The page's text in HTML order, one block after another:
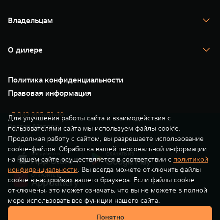
Масштаб возможностей
от 6 449 000 ₽
Тест-драйв
TANK Финансы
Корпоративным клиентам
Зарядные станции
Владельцам
Помощь на дороге
Новые цифровые сервисы TANK
Сервис
Нулевое ТО
Моторные масла
О дилере
35 лет GWM
GWM ТЕХ ДЕНЬ
Новости
Политика конфиденциальности
Правовая информация
+7 342 205-51-19
Восток Моторс
Для улучшения работы сайта и взаимодействия с
пользователями сайта мы используем файлы cookie.
Продолжая работу с сайтом, вы разрешаете использование
cookie-файлов. Обработка вашей персональной информации
на нашем сайте осуществляется в соответствии с политикой
конфиденциальности. Вы всегда можете отключить файлы
cookie в настройках вашего браузера. Если файлы cookie
отключены, это может означать, что вы не можете в полной
мере использовать все функции нашего сайта.
Понятно